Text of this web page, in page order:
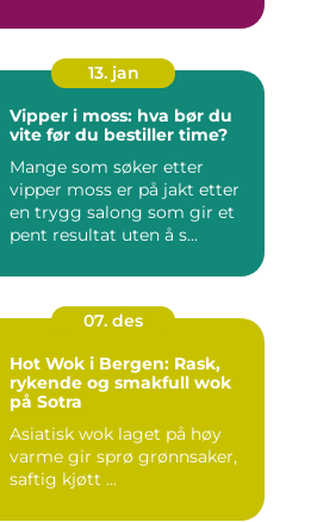
13. jan
Vipper i moss: hva bør du
vite før du bestiller time?
Mange som søker etter
vipper moss er på jakt etter
en trygg salong som gir et
pent resultat uten å s...
07. des
Hot Wok i Bergen: Rask,
rykende og smakfull wok
på Sotra
Asiatisk wok laget på høy
varme gir sprø grønnsaker,
saftig kjøtt ...